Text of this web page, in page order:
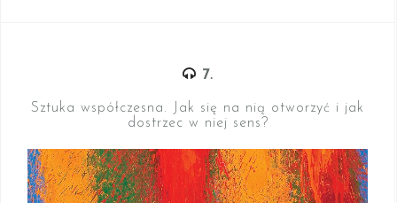
7.
Sztuka współczesna. Jak się na nią otworzyć i jak
dostrzec w niej sens?